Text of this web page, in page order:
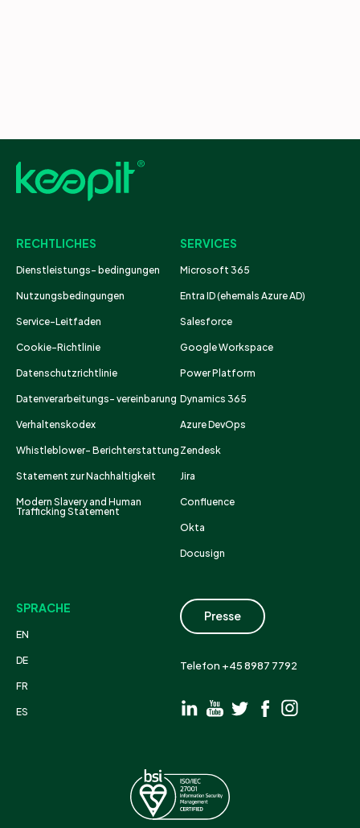
RECHTLICHES
Dienstleistungs- bedingungen
Nutzungsbedingungen
Service-Leitfaden
Cookie-Richtlinie
Datenschutzrichtlinie
Datenverarbeitungs- vereinbarung
Verhaltenskodex
Whistleblower- Berichterstattung
Statement zur Nachhaltigkeit
Modern Slavery and Human
Trafficking Statement
SERVICES
Microsoft 365
Entra ID (ehemals Azure AD)
Salesforce
Google Workspace
Power Platform
Dynamics 365
Azure DevOps
Zendesk
Jira
Confluence
Okta
Docusign
SPRACHE
EN
DE
FR
ES
Presse
Telefon +45 8987 7792